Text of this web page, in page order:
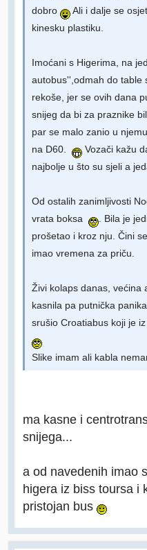
dobro
Ali i dalje se
kinesku plastiku.
Imoćani s Higerima, na
autobus'',odmah do table
rekoše, jer se ovih dana
snijeg da bi za praznike
par se malo zanio u
na D60.
Vozači kažu
najbolje u što su sjeli a
Od ostalih zanimljivosti
vrata boksa
. Bila je
prošetao i kroz nju. Čini
imao vremena za priču.
Živi kolaps danas, većina
kasnila pa putnička
srušio Croatiabus koji je
Slike imam ali kabla
ma kasne i
snijega...
a od navedenih imao
higera iz biss toursa i
pristojan bus